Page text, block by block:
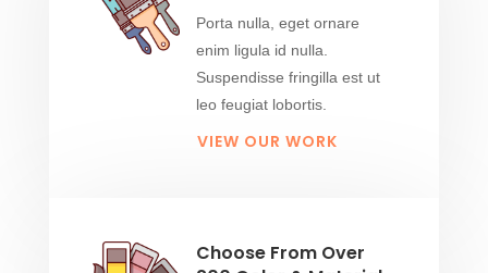
Porta nulla, eget ornare
enim ligula id nulla.
Suspendisse fringilla est ut
leo feugiat lobortis.
VIEW OUR WORK
Choose From Over